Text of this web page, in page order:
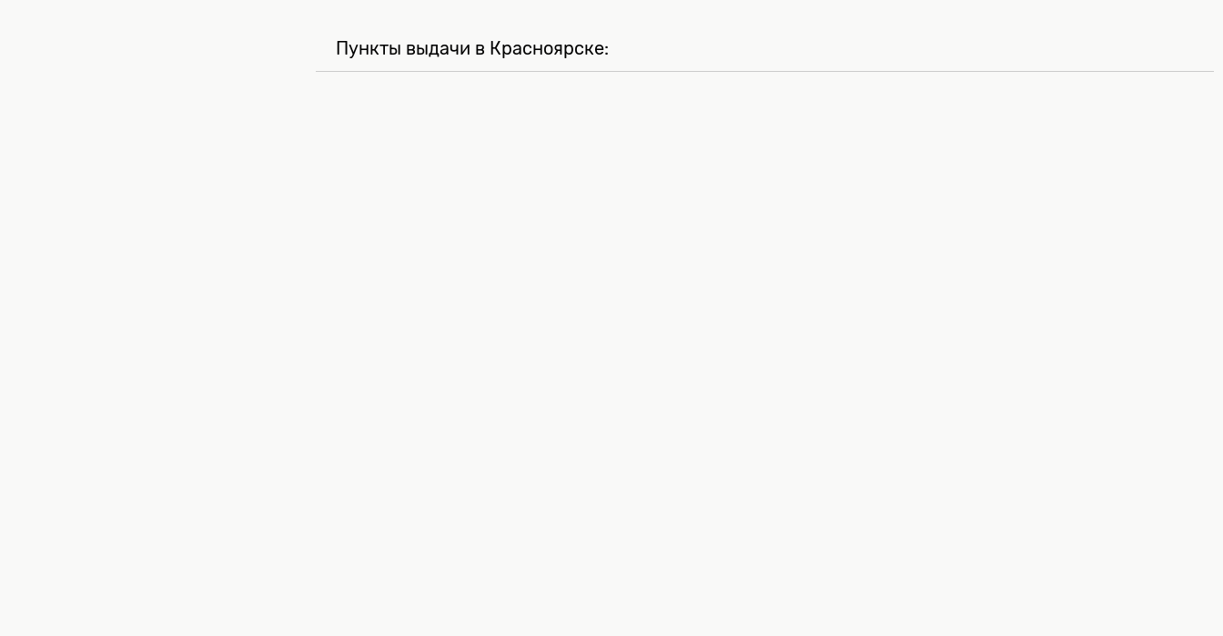
Пункты выдачи в Красноярске: